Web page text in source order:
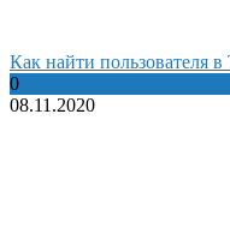
Как найти пользователя
0
08.11.2020